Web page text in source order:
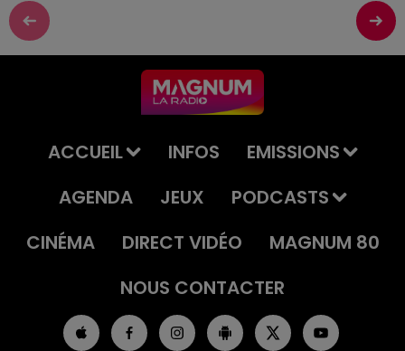
ACCUEIL INFOS
EMISSIONS
AGENDA
JEUX
PODCASTS
CINÉMA
DIRECT VIDÉO
MAGNUM 80
NOUS CONTACTER